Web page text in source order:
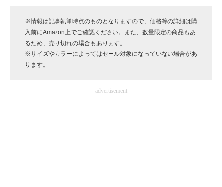
IT製品の技術・比較・事例
※情報は記事執筆時点のものとなりますので、価格等の詳細は購
入前にAmazon上でご確認ください。また、数量限定の商品もあ
るため、売り切れの場合もあります。
※サイズやカラーによってはセール対象になっていない場合があ
ります。
advertisement